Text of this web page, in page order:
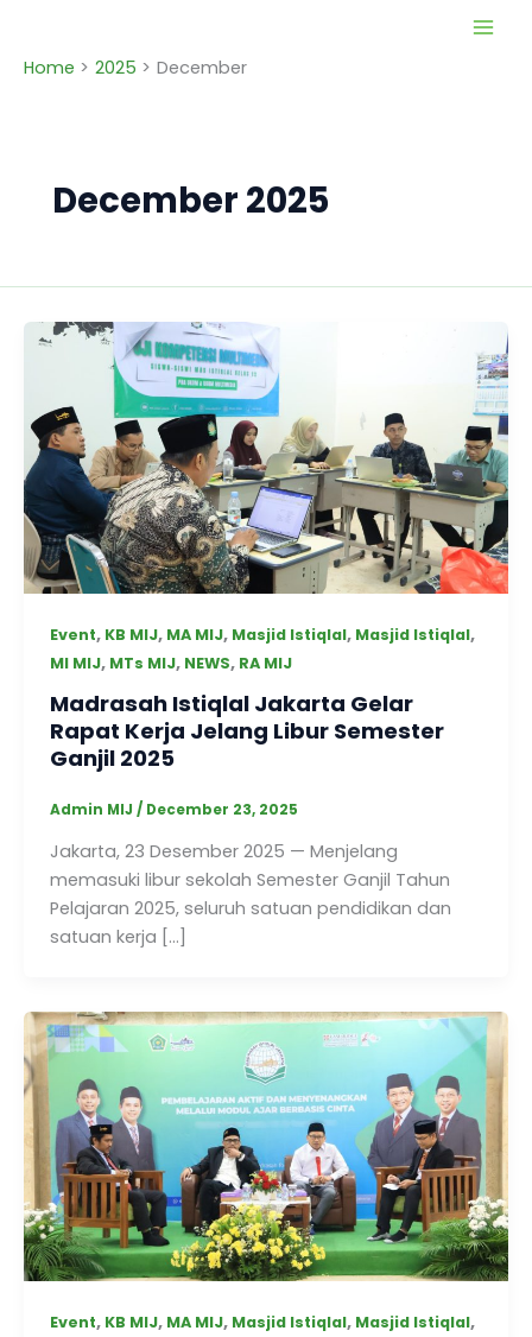
content
Home 2025 December
December 2025
Event, KB MIJ, MA MIJ, Masjid Istiqlal, Masjid Istiqlal,
MI MIJ, MTs MIJ, NEWS, RA MIJ
Madrasah Istiqlal Jakarta Gelar
Rapat Kerja Jelang Libur Semester
Ganjil 2025
Admin MIJ / December 23, 2025
Jakarta, 23 Desember 2025 — Menjelang
memasuki libur sekolah Semester Ganjil Tahun
Pelajaran 2025, seluruh satuan pendidikan dan
satuan kerja […]
Event, KB MIJ, MA MIJ, Masjid Istiqlal, Masjid Istiqlal,